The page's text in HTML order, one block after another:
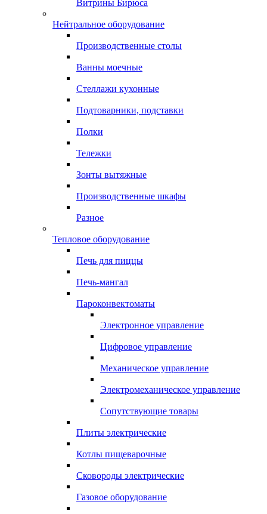
Витрины Бирюса
Нейтральное оборудование
Производственные столы
Ванны моечные
Стеллажи кухонные
Подтоварники, подставки
Полки
Тележки
Зонты вытяжные
Производственные шкафы
Разное
Тепловое оборудование
Печь для пиццы
Печь-мангал
Пароконвектоматы
Электронное управление
Цифровое управление
Механическое управление
Электромеханическое управление
Сопутствующие товары
Плиты электрические
Котлы пищеварочные
Сковороды электрические
Газовое оборудование